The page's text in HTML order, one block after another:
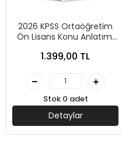
2026 KPSS Ortaöğretim
Ön Lisans Konu Anlatımı
Yayınları
1.399,00 TL
Stok 0 adet
Detaylar